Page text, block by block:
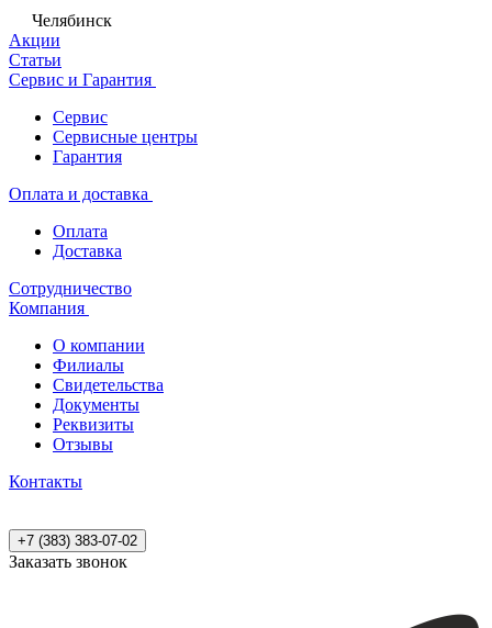
Челябинск
Акции
Статьи
Сервис и Гарантия
Сервис
Сервисные центры
Гарантия
Оплата и доставка
Оплата
Доставка
Сотрудничество
Компания
О компании
Филиалы
Свидетельства
Документы
Реквизиты
Отзывы
Контакты
+7 (383) 383-07-02
Заказать звонок